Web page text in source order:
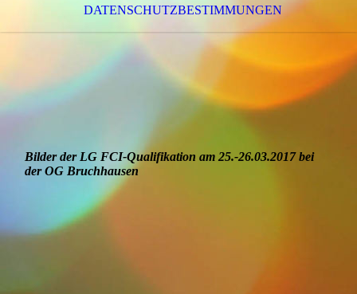
DATENSCHUTZBESTIMMUNGEN
Bilder der LG FCI-Qualifikation am 25.-26.03.2017 bei
der OG Bruchhausen